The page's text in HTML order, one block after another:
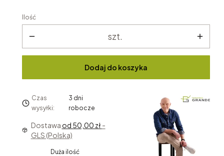
Ilość
szt.
Dodaj do koszyka
Czas
wysyłki:
3 dni
robocze
Dostawa od 50,00 zł-
GLS (Polska)
Duża ilość